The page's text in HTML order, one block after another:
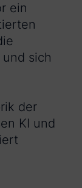
ein
sich
der
KI und